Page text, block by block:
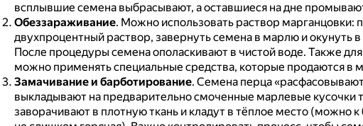
всплывшие семена выбрасывают, а оставшиеся на дне
Обеззараживание. Можно использовать раствор марганцовки:
двухпроцентный раствор, завернуть семена в марлю и окунуть в
После процедуры семена ополаскивают в чистой воде. Также
можно применять специальные средства, которые продаются в
Замачивание и барботирование. Семена перца
выкладывают на предварительно смоченные марлевые кусочки
заворачивают в плотную ткань и кладут в тёплое место (можно к